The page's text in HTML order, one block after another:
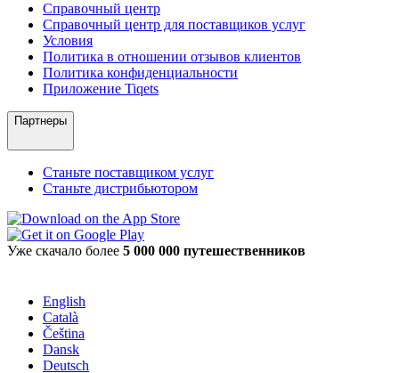
Справочный центр
Справочный центр для поставщиков услуг
Условия
Политика в отношении отзывов клиентов
Политика конфиденциальности
Приложение Tiqets
Партнеры
Станьте поставщиком услуг
Станьте дистрибьютором
Уже скачало более 5 000 000 путешественников
English
Català
Čeština
Dansk
Deutsch